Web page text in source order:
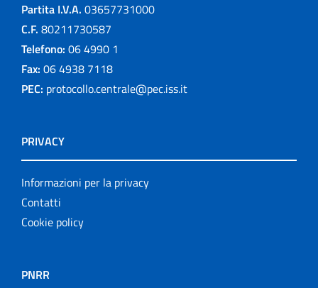
Partita I.V.A. 03657731000
C.F. 80211730587
Telefono: 06 4990 1
Fax: 06 4938 7118
PEC: protocollo.centrale@pec.iss.it
PRIVACY
Informazioni per la privacy
Contatti
Cookie policy
PNRR